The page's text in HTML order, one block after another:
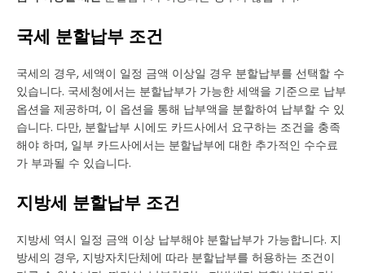
국세 분할납부 조건
국세의 경우, 세액이 일정 금액 이상일 경우 분할납부를 선택할 수
있습니다. 국세청에서는 분할납부가 가능한 세액을 기준으로 납부
옵션을 제공하며, 이 옵션을 통해 납부액을 분할하여 납부할 수 있
습니다. 다만, 분할납부 시에도 카드사에서 요구하는 조건을 충족
해야 하며, 일부 카드사에서는 분할납부에 대한 추가적인 수수료
가 부과될 수 있습니다.
지방세 분할납부 조건
지방세 역시 일정 금액 이상 납부해야 분할납부가 가능합니다. 지
방세의 경우, 지방자치단체에 따라 분할납부를 허용하는 조건이